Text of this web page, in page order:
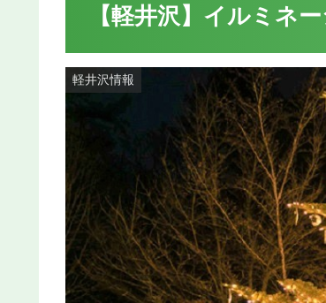
【軽井沢】イルミネ
軽井沢情報